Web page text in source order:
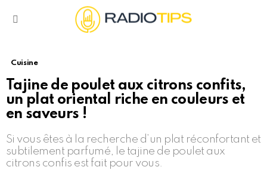
Cuisine
Tajine de poulet aux citrons confits,
un plat oriental riche en couleurs et
en saveurs !
Si vous êtes à la recherche d’un plat réconfortant et
subtilement parfumé, le tajine de poulet aux
citrons confis est fait pour vous.